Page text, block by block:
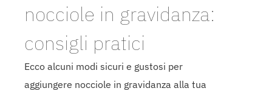
nocciole in gravidanza:
consigli pratici
Ecco alcuni modi sicuri e gustosi per
aggiungere nocciole in gravidanza alla tua